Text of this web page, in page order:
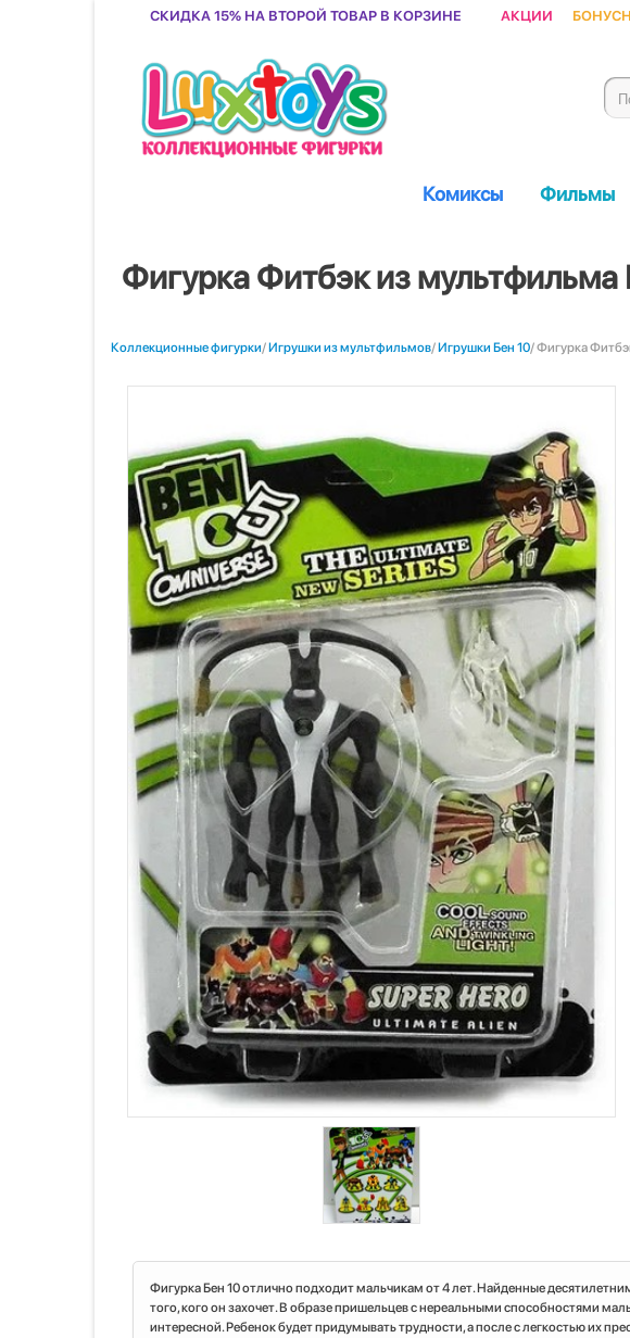
Скидка 15% на второй товар в корзине Акции
Комиксы Фильмы
Фигурка Фитбэк из мультфильма
Коллекционные фигурки/Игрушки из мультфильмов/Игрушки Бен 10/ Фигурка
Фигурка Бен 10 отлично подходит мальчикам от 4 лет. Найденные
того, кого он захочет. В образе пришельцев с нереальными способностями
интересной. Ребенок будет придумывать трудности, а после с легкостью их